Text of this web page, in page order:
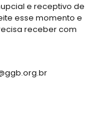
e receptivo de
esse momento e
receber com